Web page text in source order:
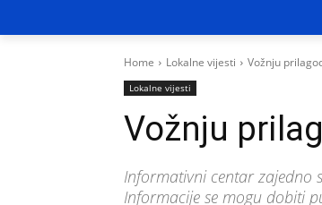
Home Lokalne vijesti Vožnju
Lokalne vijesti
Vožnju
Informativni centar zajedno
Informacije se mogu dobiti